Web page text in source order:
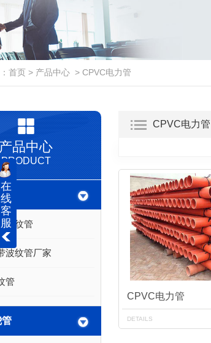
首页 > 产品中心 > CPVC电力管
产品中心
PRODUCT
波纹管
波纹管厂家
管
管
CPVC电力管
CPVC电力管
DETAILS
在
线
客
服